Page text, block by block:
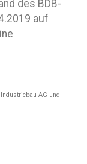
des BDB-
auf
AG und